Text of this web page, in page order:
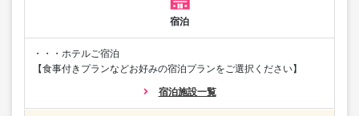
宿泊
・・・ホテルご宿泊
【食事付きプランなどお好みの宿泊プランをご選択ください】
宿泊施設一覧